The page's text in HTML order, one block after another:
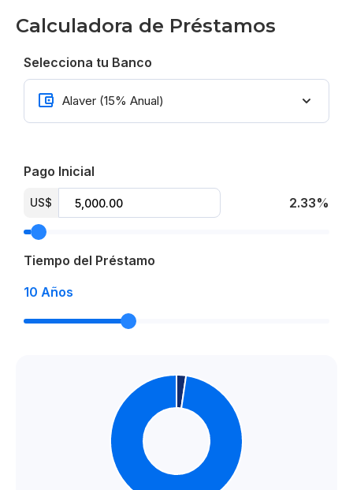
Pago contra entrega 65%
Fecha de entrega octubre 2024
From US$ 215,000
Calculadora de Préstamos
Selecciona tu Banco
Pago Inicial
US$ 2.33%
Tiempo del Préstamo
10 Años